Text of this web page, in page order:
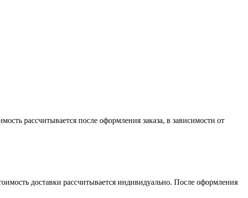
рассчитывается после оформления заказа, в зависимости от
доставки рассчитывается индивидуально. После оформления